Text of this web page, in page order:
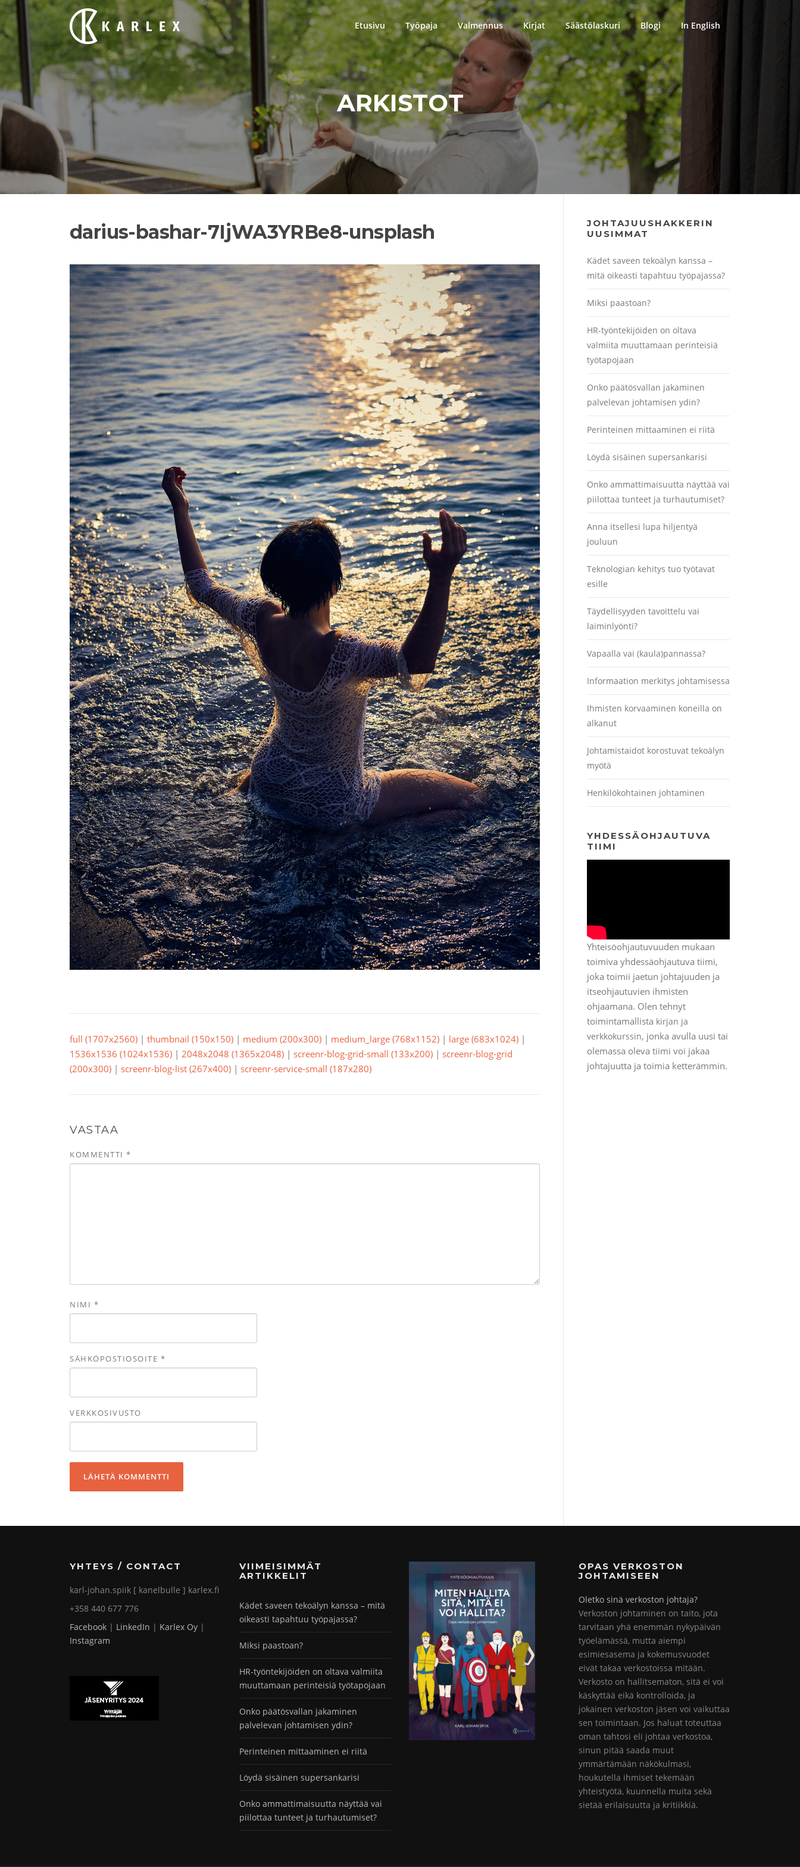
Siirry
suoraan
sisältöön
Etusivu Työpaja Valmennus Kirjat Säästölaskuri Blogi In English
ARKISTOT
darius-bashar-7IjWA3YRBe8-unsplash
full (1707x2560) | thumbnail (150x150) | medium (200x300) | medium_large (768x1152) | large (683x1024) |
1536x1536 (1024x1536) | 2048x2048 (1365x2048) | screenr-blog-grid-small (133x200) | screenr-blog-grid
(200x300) | screenr-blog-list (267x400) | screenr-service-small (187x280)
VASTAA
KOMMENTTI *
NIMI *
SÄHKÖPOSTIOSOITE *
VERKKOSIVUSTO
JOHTAJUUSHAKKERIN
UUSIMMAT
Kädet saveen tekoälyn kanssa –
mitä oikeasti tapahtuu työpajassa?
Miksi paastoan?
HR-työntekijöiden on oltava
valmiita muuttamaan perinteisiä
työtapojaan
Onko päätösvallan jakaminen
palvelevan johtamisen ydin?
Perinteinen mittaaminen ei riitä
Löydä sisäinen supersankarisi
Onko ammattimaisuutta näyttää vai
piilottaa tunteet ja turhautumiset?
Anna itsellesi lupa hiljentyä
jouluun
Teknologian kehitys tuo työtavat
esille
Täydellisyyden tavoittelu vai
laiminlyönti?
Vapaalla vai (kaula)pannassa?
Informaation merkitys johtamisessa
Ihmisten korvaaminen koneilla on
alkanut
Johtamistaidot korostuvat tekoälyn
myötä
Henkilökohtainen johtaminen
YHDESSÄOHJAUTUVA
TIIMI
Yhteisöohjautuvuuden mukaan
toimiva yhdessäohjautuva tiimi,
joka toimii jaetun johtajuuden ja
itseohjautuvien ihmisten
ohjaamana. Olen tehnyt
toimintamallista kirjan ja
verkkokurssin, jonka avulla uusi tai
olemassa oleva tiimi voi jakaa
johtajuutta ja toimia ketterämmin.
YHTEYS / CONTACT
karl-johan.spiik [ kanelbulle ] karlex.fi
+358 440 677 776
Facebook | LinkedIn | Karlex Oy |
Instagram
VIIMEISIMMÄT
ARTIKKELIT
Kädet saveen tekoälyn kanssa – mitä
oikeasti tapahtuu työpajassa?
Miksi paastoan?
HR-työntekijöiden on oltava valmiita
muuttamaan perinteisiä työtapojaan
Onko päätösvallan jakaminen
palvelevan johtamisen ydin?
Perinteinen mittaaminen ei riitä
Löydä sisäinen supersankarisi
Onko ammattimaisuutta näyttää vai
piilottaa tunteet ja turhautumiset?
OPAS VERKOSTON
JOHTAMISEEN
Oletko sinä verkoston johtaja?
Verkoston johtaminen on taito, jota
tarvitaan yhä enemmän nykypäivän
työelämässä, mutta aiempi
esimiesasema ja kokemusvuodet
eivät takaa verkostoissa mitään.
Verkosto on hallitsematon, sitä ei voi
käskyttää eikä kontrolloida, ja
jokainen verkoston jäsen voi vaikuttaa
sen toimintaan. Jos haluat toteuttaa
oman tahtosi eli johtaa verkostoa,
sinun pitää saada muut
ymmärtämään näkökulmasi,
houkutella ihmiset tekemään
yhteistyötä, kuunnella muita sekä
sietää erilaisuutta ja kritiikkiä.